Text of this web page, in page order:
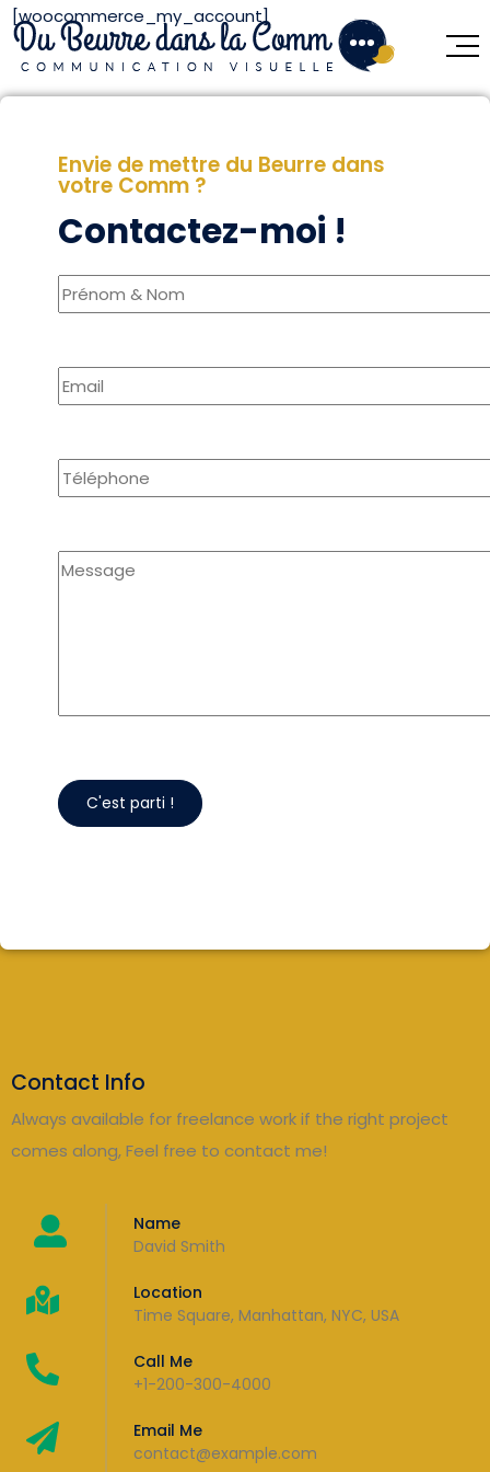
[woocommerce_my_account]
Envie de mettre du Beurre dans
votre Comm ?
Contactez-moi !
Contact Info
Always available for freelance work if the right project
comes along, Feel free to contact me!
Name
David Smith
Location
Time Square, Manhattan, NYC, USA
Call Me
+1-200-300-4000
Email Me
contact@example.com